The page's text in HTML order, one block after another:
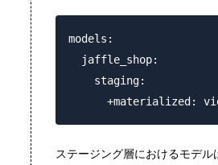
models:
  jaffle_shop:
    staging:
ステージング層におけるモデ